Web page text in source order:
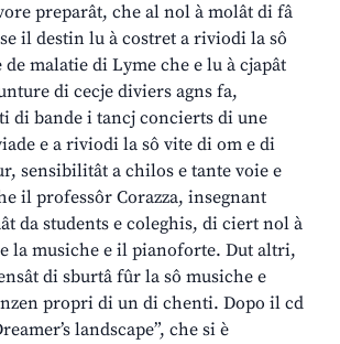
preparât, che al nol à molât di fâ
il destin lu à costret a riviodi la sô
malatie di Lyme che e lu à cjapât
di cecje diviers agns fa,
di bande i tancj concierts di une
e a riviodi la sô vite di om e di
sensibilitât a chilos e tante voie e
il professôr Corazza, insegnant
da students e coleghis, di ciert nol à
la musiche e il pianoforte. Dut altri,
di sburtâ fûr la sô musiche e
propri di un di chenti. Dopo il cd
landscape”, che si è